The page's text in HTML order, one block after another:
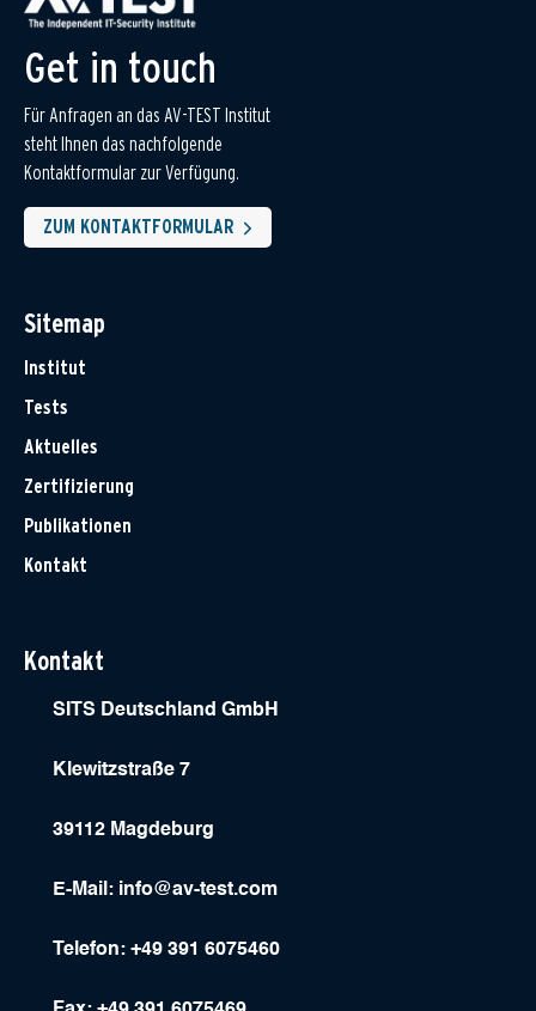
Get in touch
Für Anfragen an das AV-TEST Institut
steht Ihnen das nachfolgende
Kontaktformular zur Verfügung.
ZUM KONTAKTFORMULAR
Sitemap
Institut
Tests
Aktuelles
Zertifizierung
Publikationen
Kontakt
Kontakt
SITS Deutschland GmbH
Klewitzstraße 7
39112 Magdeburg
E-Mail: info@av-test.com
Telefon: +49 391 6075460